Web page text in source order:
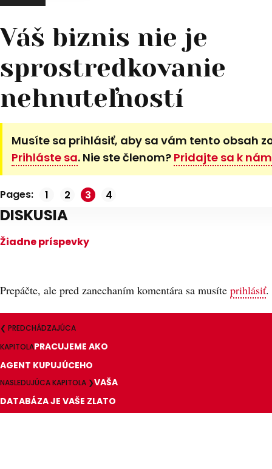
Váš biznis nie je
sprostredkovanie
nehnuteľností
Musíte sa prihlásiť, aby sa vám tento obsah
Prihláste sa. Nie ste členom? Pridajte sa k nám
Pages: Stránka
1
, Stránka
2
, Stránka
3
, Stránka
4
DISKUSIA
Žiadne príspevky
Prepáčte, ale pred zanechaním komentára sa musíte prihlásiť.
❮ PREDCHÁDZAJÚCA
KAPITOLAPRACUJEME AKO
AGENT KUPUJÚCEHO
NASLEDUJÚCA KAPITOLA ❯VAŠA
DATABÁZA JE VAŠE ZLATO